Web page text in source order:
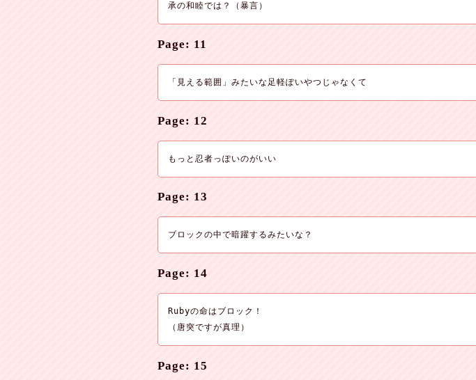
承の和睦では？（暴言）
Page: 11
「見える範囲」みたいな足軽ぽいやつじゃなくて
Page: 12
もっと忍者っぽいのがいい
Page: 13
ブロックの中で暗躍するみたいな？
Page: 14
Rubyの命はブロック！
（唐突ですが真理）
Page: 15